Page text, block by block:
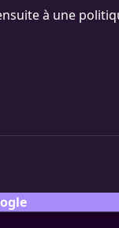
à une